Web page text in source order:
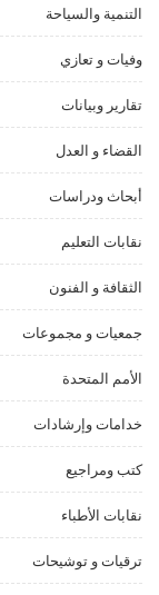
التنمية والسياحة
وفيات و تعازي
تقارير وبيانات
القضاء و العدل
أبحاث ودراسات
نقابات التعليم
الثقافة و الفنون
جمعيات و مجموعات
الأمم المتحدة
خدامات وإرشادات
كتب ومراجيع
نقابات الأطباء
ترقيات و توشيحات